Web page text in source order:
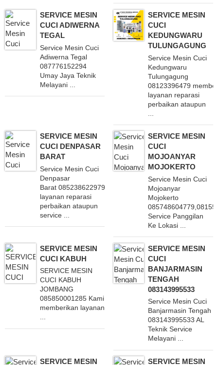
SERVICE MESIN
CUCI ADIWERNA
TEGAL
Service Mesin Cuci
Adiwerna Tegal
087776152294
Umay Jaya Teknik
Melayani ...
SERVICE MESIN
CUCI
KEDUNGWARU
TULUNGAGUNG
Service Mesin Cuci
Kedungwaru
Tulungagung
08123396479
layanan reparasi
perbaikan ataupun
SERVICE MESIN
CUCI DENPASAR
BARAT
Service Mesin Cuci
Denpasar
Barat 085238622979 memberikan
layanan reparasi
perbaikan ataupun
service ...
SERVICE MESIN
CUCI
MOJOANYAR
MOJOKERTO
Service Mesin Cuci
Mojoanyar
Mojokerto
Service Panggilan
Ke Lokasi ...
SERVICE MESIN
CUCI KABUH
SERVICE MESIN
CUCI KABUH
JOMBANG
085850001285 Kami
memberikan layanan
...
SERVICE MESIN
CUCI
BANJARMASIN
TENGAH
083143995533
Service Mesin Cuci
Banjarmasin Tengah
083143995533 AL
Teknik Service
Melayani ...
SERVICE MESIN
SERVICE MESIN